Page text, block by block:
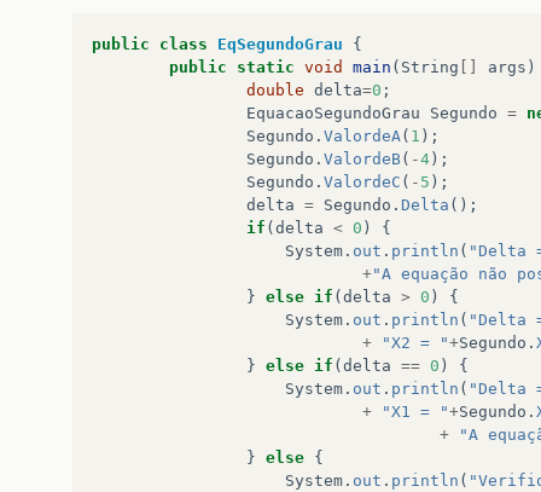
public class EqSegundoGrau
{
public
static void main ( String args )
double delta=0 ;
EquacaoSegundoGrau
Segundo =
Segundo . ValordeA( 1 );
Segundo . ValordeB( -4 );
Segundo . ValordeC ( - 5 );
delta = Segundo . Delta ();
if ( delta < 0 )
{
System . out . println ( "Delta
+"A equação não
} else if ( delta > 0 )
{
System . out . println ( "Delta
+
"X2 = "+Segundo .
} else if ( delta == 0 )
{
System . out . println ( "Delta
+
"X1 = "+Segundo .
+
"A
} else {
System . out . println (